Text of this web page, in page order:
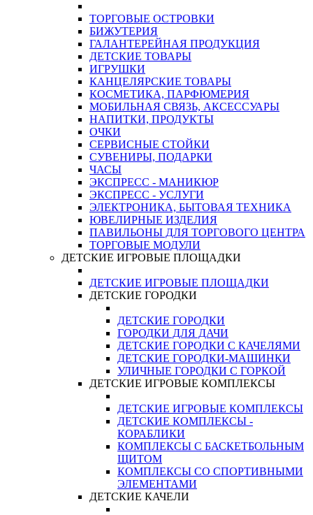
ТОРГОВЫЕ ОСТРОВКИ
БИЖУТЕРИЯ
ГАЛАНТЕРЕЙНАЯ ПРОДУКЦИЯ
ДЕТСКИЕ ТОВАРЫ
ИГРУШКИ
КАНЦЕЛЯРСКИЕ ТОВАРЫ
КОСМЕТИКА, ПАРФЮМЕРИЯ
МОБИЛЬНАЯ СВЯЗЬ, АКСЕССУАРЫ
НАПИТКИ, ПРОДУКТЫ
ОЧКИ
СЕРВИСНЫЕ СТОЙКИ
СУВЕНИРЫ, ПОДАРКИ
ЧАСЫ
ЭКСПРЕСС - МАНИКЮР
ЭКСПРЕСС - УСЛУГИ
ЭЛЕКТРОНИКА, БЫТОВАЯ ТЕХНИКА
ЮВЕЛИРНЫЕ ИЗДЕЛИЯ
ПАВИЛЬОНЫ ДЛЯ ТОРГОВОГО ЦЕНТРА
ТОРГОВЫЕ МОДУЛИ
ДЕТСКИЕ ИГРОВЫЕ ПЛОЩАДКИ
ДЕТСКИЕ ИГРОВЫЕ ПЛОЩАДКИ
ДЕТСКИЕ ГОРОДКИ
ДЕТСКИЕ ГОРОДКИ
ГОРОДКИ ДЛЯ ДАЧИ
ДЕТСКИЕ ГОРОДКИ С КАЧЕЛЯМИ
ДЕТСКИЕ ГОРОДКИ-МАШИНКИ
УЛИЧНЫЕ ГОРОДКИ С ГОРКОЙ
ДЕТСКИЕ ИГРОВЫЕ КОМПЛЕКСЫ
ДЕТСКИЕ ИГРОВЫЕ КОМПЛЕКСЫ
ДЕТСКИЕ КОМПЛЕКСЫ -
КОРАБЛИКИ
КОМПЛЕКСЫ С БАСКЕТБОЛЬНЫМ
ЩИТОМ
КОМПЛЕКСЫ СО СПОРТИВНЫМИ
ЭЛЕМЕНТАМИ
ДЕТСКИЕ КАЧЕЛИ